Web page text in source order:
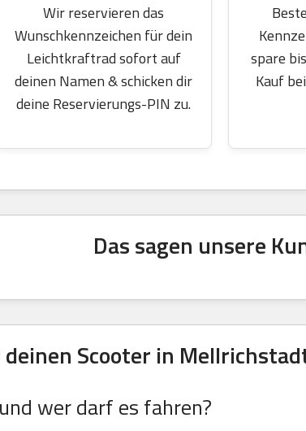
Wir reservieren das
Wunschkennzeichen für dein
Leichtkraftrad sofort auf
deinen Namen & schicken dir
deine Reservierungs-PIN zu.
spare
Kauf
Das sagen unsere
Scooter in
wer darf es fahren?